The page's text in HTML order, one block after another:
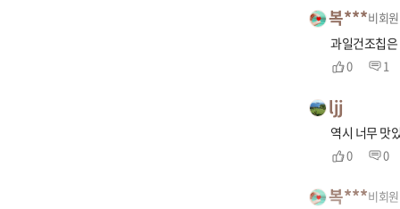
복***비회원
과일건조칩
0 1
ljj
역시 너무 맛
0 0
복***비회원